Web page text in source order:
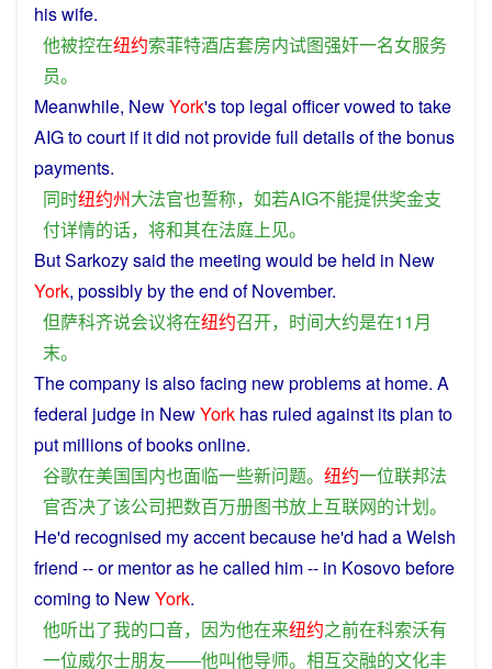
his wife.
他被控在纽约索菲特酒店套房内试图强奸一名女服务
员。
Meanwhile, NewYork's top legal officervowed totake
AIG tocourt if itdid notprovidefull details ofthebonus
payments.
同时纽约州大法官也誓称， 如若AIG不能提供奖金支
付详情的话， 将和其在法庭上见。
ButSarkozysaid the meeting would be held in New
York, possibly by theend ofNovember.
但萨科齐说会议将在纽约召开， 时间大约是在11月
末。
Thecompany isalsofacing newproblemsat home. A
federal judge in NewYork has ruled against itsplan to
put millionsofbooksonline.
谷歌在美国国内也面临一些新问题。 纽约一位联邦法
官否决了该公司把数百万册图书放上互联网的计划。
He'd recognised myaccentbecause he'd had aWelsh
friend -- ormentoras hecalled him-- in Kosovobefore
coming to NewYork.
他听出了我的口音， 因为他在来纽约之前在科索沃有
一位威尔士朋友——他叫他导师。 相互交融的文化丰